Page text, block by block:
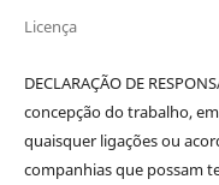
Licença
DECLARAÇÃO DE
concepção do trabalho,
quaisquer ligações ou
companhias que possam